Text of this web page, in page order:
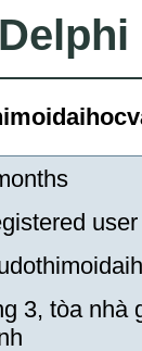
user
3, tòa nhà